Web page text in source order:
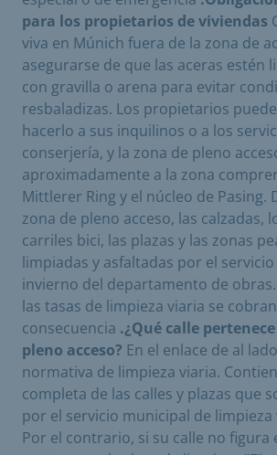
para los propietarios de viviendas
viva en Múnich fuera de la zona de
asegurarse de que las aceras estén
con gravilla o arena para evitar
resbaladizas. Los propietarios
hacerlo a sus inquilinos o a los
conserjería, y la zona de pleno
aproximadamente a la zona
Mittlerer Ring y el núcleo de Pasing.
zona de pleno acceso, las calzadas,
carriles bici, las plazas y las zonas
limpiadas y asfaltadas por el
invierno del departamento de obras.
las tasas de limpieza viaria se
consecuencia .¿Qué calle
pleno acceso? En el enlace de al
normativa de limpieza viaria.
completa de las calles y plazas que
por el servicio municipal de limpieza
Por el contrario, si su calle no figura